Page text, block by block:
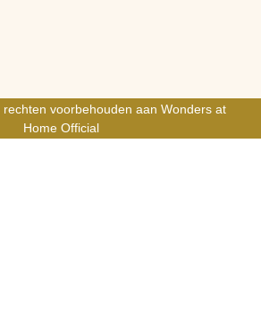
voorbehouden aan Wonders at
Home Official